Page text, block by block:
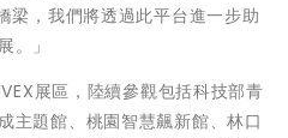
梁，我們將透過此平台進一步助
。」
展區，陸續參觀包括科技部青
主題館、桃園智慧飆新館、林口